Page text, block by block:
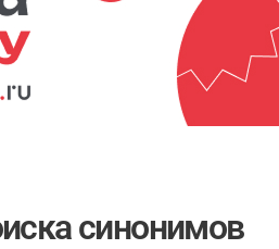
синонимов